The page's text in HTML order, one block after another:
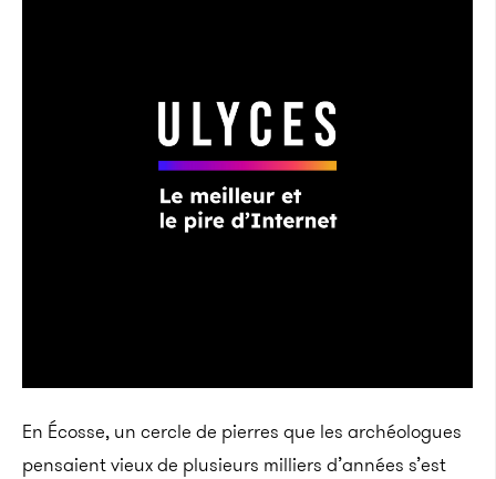
En Écosse, un cercle de pierres que les archéologues
pensaient vieux de plusieurs milliers d’années s’est